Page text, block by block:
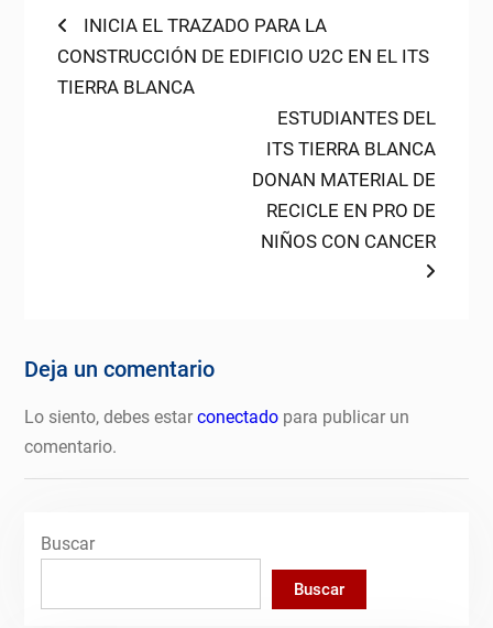
Navegación
de
entradas
Previous
post:
INICIA EL TRAZADO PARA LA
CONSTRUCCIÓN DE EDIFICIO U2C EN EL ITS
TIERRA BLANCA
Next
post:
ESTUDIANTES DEL
ITS TIERRA BLANCA
DONAN MATERIAL DE
RECICLE EN PRO DE
NIÑOS CON CANCER
Deja un comentario
Lo siento, debes estarconectadopara publicar un
comentario.
Buscar
Buscar